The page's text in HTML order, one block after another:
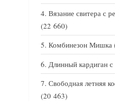
Вязание свитера с
(22 660)
Комбинезон Мишка
Длинный кардиган с
Свободная летняя
(20 463)